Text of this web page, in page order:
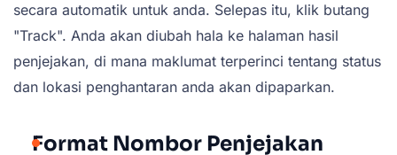
secara automatik untuk anda. Selepas itu, klik butang
"Track". Anda akan diubah hala ke halaman hasil
penjejakan, di mana maklumat terperinci tentang status
dan lokasi penghantaran anda akan dipaparkan.
Format Nombor Penjejakan